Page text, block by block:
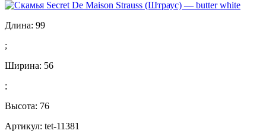
Длина: 99
;
Ширина: 56
;
Высота: 76
Артикул: tet-11381